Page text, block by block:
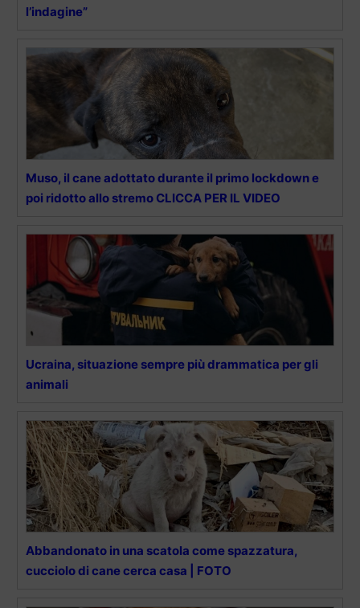
l’indagine”
Muso, il cane adottato durante il primo lockdown e
poi ridotto allo stremo CLICCA PER IL VIDEO
Ucraina, situazione sempre più drammatica per gli
animali
Abbandonato in una scatola come spazzatura,
cucciolo di cane cerca casa | FOTO